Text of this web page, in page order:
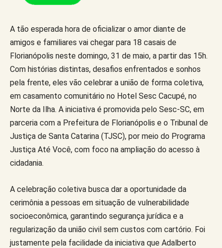
A tão esperada hora de oficializar o amor diante de
amigos e familiares vai chegar para 18 casais de
Florianópolis neste domingo, 31 de maio, a partir das 15h.
Com histórias distintas, desafios enfrentados e sonhos
pela frente, eles vão celebrar a união de forma coletiva,
em casamento comunitário no Hotel Sesc Cacupé, no
Norte da Ilha. A iniciativa é promovida pelo Sesc-SC, em
parceria com a Prefeitura de Florianópolis e o Tribunal de
Justiça de Santa Catarina (TJSC), por meio do Programa
Justiça Até Você, com foco na ampliação do acesso à
cidadania.
A celebração coletiva busca dar a oportunidade da
cerimônia a pessoas em situação de vulnerabilidade
socioeconômica, garantindo segurança jurídica e a
regularização da união civil sem custos com cartório. Foi
justamente pela facilidade da iniciativa que Adalberto